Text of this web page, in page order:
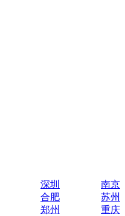
深圳
南京
合肥
苏州
郑州
重庆